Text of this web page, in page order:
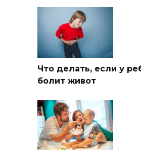
Что делать, если у
болит живот